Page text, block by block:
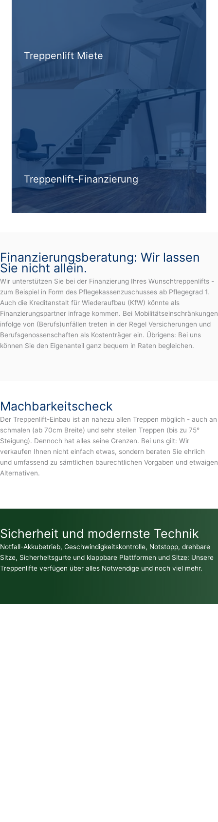
Treppenlift Miete
Treppenlift-Finanzierung
Finanzierungsberatung: Wir lassen
Sie nicht allein.
Wir unterstützen Sie bei der Finanzierung Ihres Wunschtreppenlifts -
zum Beispiel in Form des Pflegekassenzuschusses ab Pflegegrad 1.
Auch die Kreditanstalt für Wiederaufbau (KfW) könnte als
Finanzierungspartner infrage kommen. Bei Mobilitätseinschränkungen
infolge von (Berufs)unfällen treten in der Regel Versicherungen und
Berufsgenossenschaften als Kostenträger ein. Übrigens: Bei uns
können Sie den Eigenanteil ganz bequem in Raten begleichen.
Machbarkeitscheck
Der Treppenlift-Einbau ist an nahezu allen Treppen möglich - auch an
schmalen (ab 70cm Breite) und sehr steilen Treppen (bis zu 75°
Steigung). Dennoch hat alles seine Grenzen. Bei uns gilt: Wir
verkaufen Ihnen nicht einfach etwas, sondern beraten Sie ehrlich
und umfassend zu sämtlichen baurechtlichen Vorgaben und etwaigen
Alternativen.
Sicherheit und modernste Technik
Notfall-Akkubetrieb, Geschwindigkeitskontrolle, Notstopp, drehbare
Sitze, Sicherheitsgurte und klappbare Plattformen und Sitze: Unsere
Treppenlifte verfügen über alles Notwendige und noch viel mehr.